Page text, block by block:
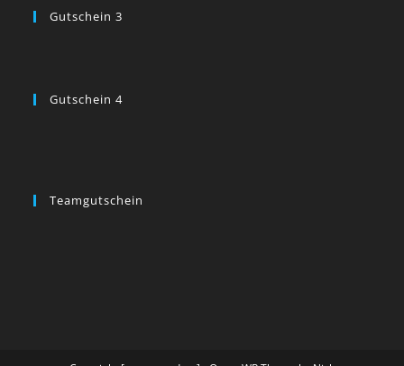
Gutschein 3
Gutschein 4
Teamgutschein